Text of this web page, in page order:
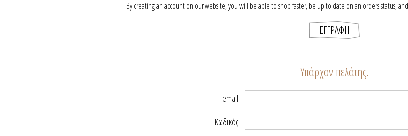
By creating an account on our website, you will be able to shop faster, be up to date on an orders status,
Υπάρχον πελάτης.
email:
Κωδικός: